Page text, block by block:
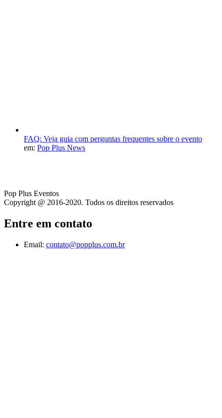
FAQ: Veja guia com perguntas frequentes sobre o evento
em: Pop Plus News
Pop Plus Eventos
Copyright @ 2016-2020. Todos os direitos reservados
Entre em contato
Email: contato@popplus.com.br